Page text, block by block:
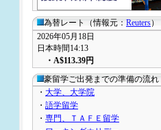
為替レート（情報元： Reuters）
2026年05月18日
日本時間14:13
・ A$113.39円
豪留学ご出発までの準備の流れ
・ 大学、大学院
・ 語学留学
・ 専門、ＴＡＦＥ留学